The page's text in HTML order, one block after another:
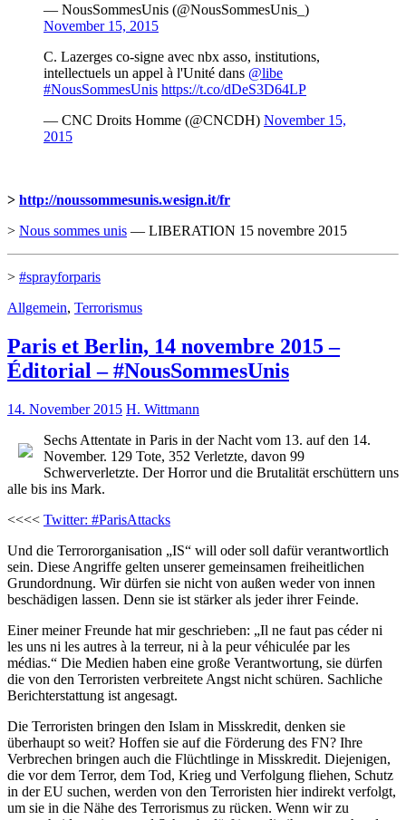
— NousSommesUnis (@NousSommesUnis_)
November 15, 2015
C. Lazerges co-signe avec nbx asso, institutions,
intellectuels un appel à l'Unité dans @libe
#NousSommesUnis https://t.co/dDeS3D64LP
— CNC Droits Homme (@CNCDH) November 15,
2015
> http://noussommesunis.wesign.it/fr
> Nous sommes unis — LIBERATION 15 novembre 2015
> #sprayforparis
Allgemein, Terrorismus
Paris et Berlin, 14 novembre 2015 –
Éditorial – #NousSommesUnis
14. November 2015 H. Wittmann
Sechs Attentate in Paris in der Nacht vom 13. auf den 14.
November. 129 Tote, 352 Verletzte, davon 99
Schwerverletzte. Der Horror und die Brutalität erschüttern uns
alle bis ins Mark.
<<<< Twitter: #ParisAttacks
Und die Terrororganisation „IS“ will oder soll dafür verantwortlich
sein. Diese Angriffe gelten unserer gemeinsamen freiheitlichen
Grundordnung. Wir dürfen sie nicht von außen weder von innen
beschädigen lassen. Denn sie ist stärker als jeder ihrer Feinde.
Einer meiner Freunde hat mir geschrieben: „Il ne faut pas céder ni
les uns ni les autres à la terreur, ni à la peur véhiculée par les
médias.“ Die Medien haben eine große Verantwortung, sie dürfen
die von den Terroristen verbreitete Angst nicht schüren. Sachliche
Berichterstattung ist angesagt.
Die Terroristen bringen den Islam in Misskredit, denken sie
überhaupt so weit? Hoffen sie auf die Förderung des FN? Ihre
Verbrechen bringen auch die Flüchtlinge in Misskredit. Diejenigen,
die vor dem Terror, dem Tod, Krieg und Verfolgung fliehen, Schutz
in der EU suchen, werden von den Terroristen hier indirekt verfolgt,
um sie in die Nähe des Terrorismus zu rücken. Wenn wir zu